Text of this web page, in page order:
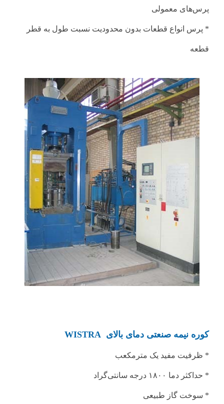
پرس‌های معمولی
* پرس انواع قطعات بدون محدودیت نسبت طول به قطر
قطعه
کوره نیمه صنعتی دمای بالای WISTRA
* ظرفیت مفید یک مترمکعب
* حداکثر دما ۱۸۰۰ درجه سانتی‌گراد
* سوخت گاز طبیعی